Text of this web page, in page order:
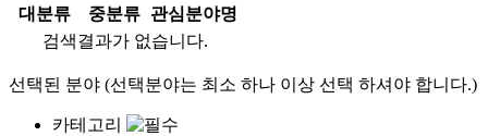
대분류
중분류
관심분야명
검색결과가 없습니다.
선택된 분야 (선택분야는 최소 하나 이상 선택 하셔야 합니다.)
카테고리